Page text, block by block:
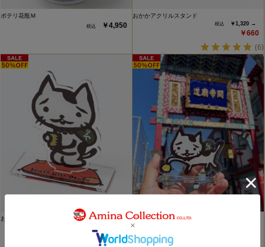
ポテリ花瓶Ｍ
￥4,950
おかかアクリルスタンド
￥1,320 →
￥660
(6)
おかかアクリルスタンド
￥660
おかかアクリルスタンド